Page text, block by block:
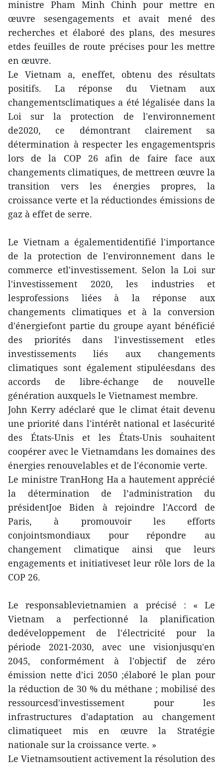
ministre Pham Minh Chinh pour mettre en
œuvre sesengagements et avait mené des
recherches et élaboré des plans, des mesures
etdes feuilles de route précises pour les mettre
en œuvre.
Le Vietnam a, eneffet, obtenu des résultats
positifs. La réponse du Vietnam aux
changementsclimatiques a été légalisée dans la
Loi sur la protection de l'environnement
de2020, ce démontrant clairement sa
détermination à respecter les engagementspris
lors de la COP 26 afin de faire face aux
changements climatiques, de mettreen œuvre la
transition vers les énergies propres, la
croissance verte et la réductiondes émissions de
gaz à effet de serre.
Le Vietnam a égalementidentifié l'importance
de la protection de l'environnement dans le
commerce etl'investissement. Selon la Loi sur
l'investissement 2020, les industries et
lesprofessions liées à la réponse aux
changements climatiques et à la conversion
d'énergiefont partie du groupe ayant bénéficié
des priorités dans l'investissement etles
investissements liés aux changements
climatiques sont également stipuléesdans des
accords de libre-échange de nouvelle
génération auxquels le Vietnamest membre.
John Kerry adéclaré que le climat était devenu
une priorité dans l'intérêt national et lasécurité
des États-Unis et les États-Unis souhaitent
coopérer avec le Vietnamdans les domaines des
énergies renouvelables et de l'économie verte.
Le ministre TranHong Ha a hautement apprécié
la détermination de l’administration du
présidentJoe Biden à rejoindre l'Accord de
Paris, à promouvoir les efforts
conjointsmondiaux pour répondre au
changement climatique ainsi que leurs
engagements et initiativeset leur rôle lors de la
COP 26.
Le responsablevietnamien a précisé : « Le
Vietnam a perfectionné la planification
dedéveloppement de l'électricité pour la
période 2021-2030, avec une visionjusqu'en
2045, conformément à l'objectif de zéro
émission nette d'ici 2050 ;élaboré le plan pour
la réduction de 30 % du méthane ; mobilisé des
ressourcesd'investissement pour les
infrastructures d'adaptation au changement
climatiqueet mis en œuvre la Stratégie
nationale sur la croissance verte. »
Le Vietnamsoutient activement la résolution des